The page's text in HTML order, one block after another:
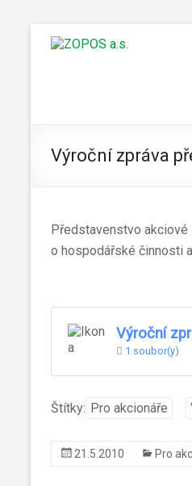
Výroční zpráva
Představenstvo akciové
o hospodářské činnosti
Výroční
1 soubor(y)
Štítky: Pro akcionáře
21.5.2010 Pro